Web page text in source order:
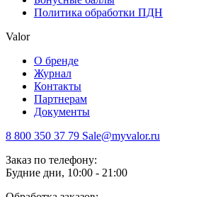
Политика обработки ПДН
Valor
О бренде
Журнал
Контакты
Партнерам
Документы
8 800 350 37 79 Sale@myvalor.ru
Заказ по телефону:
Будние дни, 10:00 - 21:00